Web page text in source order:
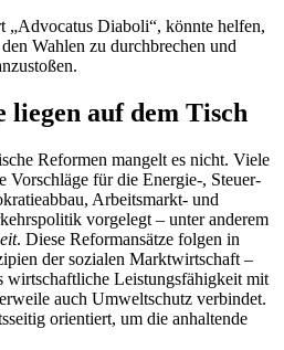
„Advocatus Diaboli“, könnte helfen,
Wahlen zu durchbrechen und
liegen auf dem Tisch
Reformen mangelt es nicht. Viele
Vorschläge für die Energie-, Steuer-
Arbeitsmarkt- und
vorgelegt – unter anderem
. Diese Reformansätze folgen in
der sozialen Marktwirtschaft –
wirtschaftliche Leistungsfähigkeit mit
auch Umweltschutz verbindet.
orientiert, um die anhaltende